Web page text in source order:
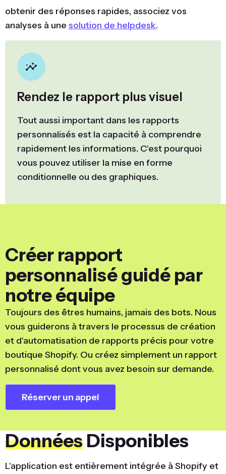
obtenir des réponses rapides, associez vos
analyses à une solution de helpdesk.
Rendez le rapport plus visuel
Tout aussi important dans les rapports
personnalisés est la capacité à comprendre
rapidement les informations. C'est pourquoi
vous pouvez utiliser la mise en forme
conditionnelle ou des graphiques.
Créer rapport
personnalisé guidé par
notre équipe
Toujours des êtres humains, jamais des bots. Nous
vous guiderons à travers le processus de création
et d'automatisation de rapports précis pour votre
boutique Shopify. Ou créez simplement un rapport
personnalisé dont vous avez besoin sur demande.
Réserver un appel
Données Disponibles
L'application est entièrement intégrée à Shopify et